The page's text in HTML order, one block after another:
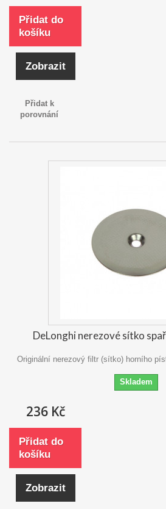
Přidat do
košíku
Zobrazit
Přidat k
porovnání
DeLonghi nerezové sítko
Originální nerezový filtr (sítko) horního
Skladem
236 Kč
Přidat do
košíku
Zobrazit